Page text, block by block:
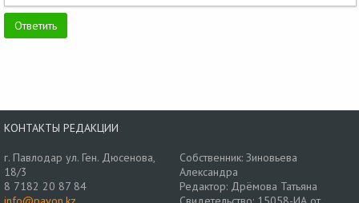
КОНТАКТЫ РЕДАКЦИИ
г. Павлодар ул. Ген. Дюсенова,
18/3
8 7182 20 87 84
Собственник: Зиновьева
Александра
Редактор: Дрёмова Татьяна